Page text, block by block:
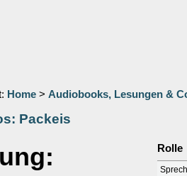
Home > Audiobooks, Lesungen &
Packeis
Rolle